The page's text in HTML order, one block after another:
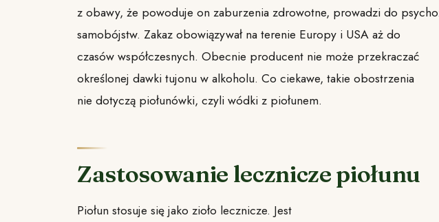
z obawy, że powoduje on zaburzenia zdrowotne, prowadzi do
samobójstw. Zakaz obowiązywał na terenie Europy i USA aż do
czasów współczesnych. Obecnie producent nie może przekraczać
określonej dawki tujonu w alkoholu. Co ciekawe, takie obostrzenia
nie dotyczą piołunówki, czyli wódki z piołunem.
Zastosowanie lecznicze piołunu
Piołun stosuje się jako zioło lecznicze. Jest